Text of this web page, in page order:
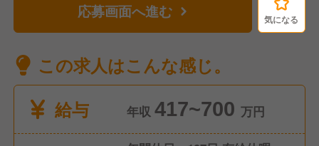
応募画面へ進む 気になる
この求人はこんな感じ。
給与
年収 417~700 万円
気になる